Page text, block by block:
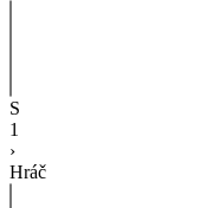
S
1
›
Hráč